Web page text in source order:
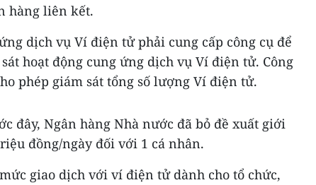
hàng liên kết.
dịch vụ Ví điện tử phải cung cấp công cụ để
hoạt động cung ứng dịch vụ Ví điện tử. Công
phép giám sát tổng số lượng Ví điện tử.
đây, Ngân hàng Nhà nước đã bỏ đề xuất giới
đồng/ngày đối với 1 cá nhân.
giao dịch với ví điện tử dành cho tổ chức,